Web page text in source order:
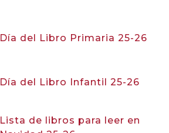
Día del Libro Primaria 25-26
Día del Libro Infantil 25-26
Lista de libros para leer en